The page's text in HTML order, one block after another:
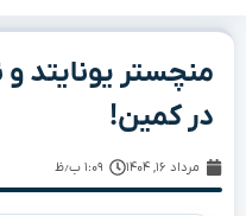
منچستر یونایتد
در کمین!
مرداد ۱۶, ۱۴۰۴ ۱:۰۹ ب٫ظ